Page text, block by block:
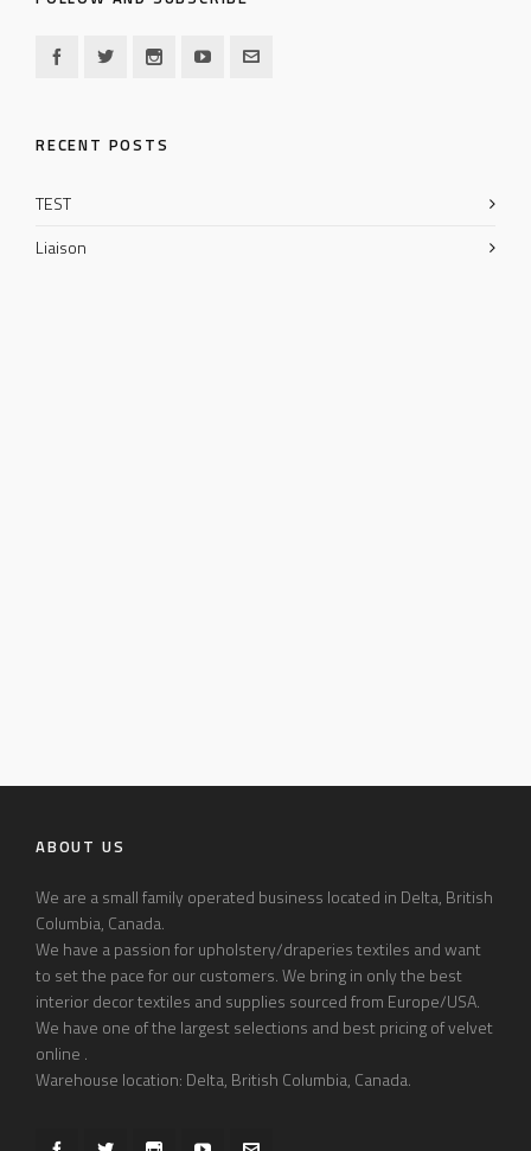
RECENT POSTS
TEST
Liaison
ABOUT US
We are a small family operated business located in Delta, British
Columbia, Canada.
We have a passion for upholstery/draperies textiles and want
to set the pace for our customers. We bring in only the best
interior decor textiles and supplies sourced from Europe/USA.
We have one of the largest selections and best pricing of velvet
online .
Warehouse location: Delta, British Columbia, Canada.